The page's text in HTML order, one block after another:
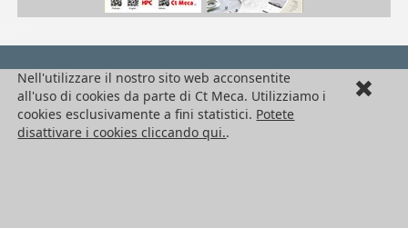
HPC Ct Meca
Seguici !
Nell'utilizzare il nostro sito web acconsentite
all'uso di cookies da parte di Ct Meca. Utilizziamo i
cookies esclusivamente a fini statistici. Potete
disattivare i cookies cliccando qui..